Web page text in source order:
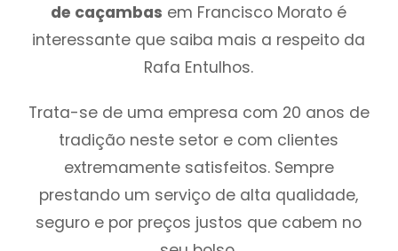
de caçambas em Francisco Morato é
interessante que saiba mais a respeito da
Rafa Entulhos.
Trata-se de uma empresa com 20 anos de
tradição neste setor e com clientes
extremamente satisfeitos. Sempre
prestando um serviço de alta qualidade,
seguro e por preços justos que cabem no